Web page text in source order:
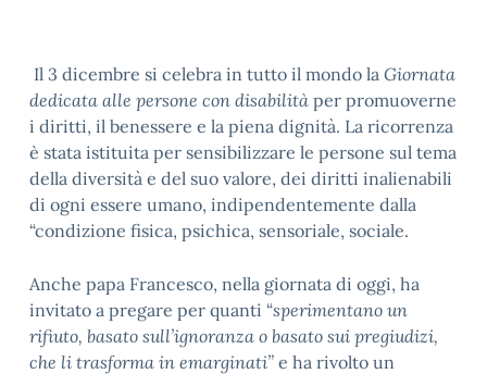
Il 3 dicembre si celebra in tutto il mondo la Giornata
dedicata alle persone con disabilità per promuoverne
i diritti, il benessere e la piena dignità. La ricorrenza
è stata istituita per sensibilizzare le persone sul tema
della diversità e del suo valore, dei diritti inalienabili
di ogni essere umano, indipendentemente dalla
“condizione fisica, psichica, sensoriale, sociale.
Anche papa Francesco, nella giornata di oggi, ha
invitato a pregare per quanti “sperimentano un
rifiuto, basato sull’ignoranza o basato sui pregiudizi,
che li trasforma in emarginati” e ha rivolto un